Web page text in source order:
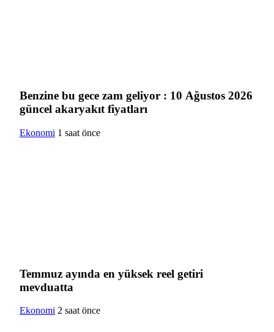
Benzine bu gece zam geliyor : 10 Ağustos 2026
güncel akaryakıt fiyatları
Ekonomi 1 saat önce
Temmuz ayında en yüksek reel getiri
mevduatta
Ekonomi 2 saat önce